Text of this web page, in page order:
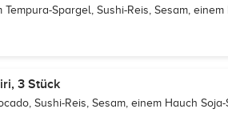
Tempura-Spargel, Sushi-Reis, Sesam,
3 Stück
Sushi-Reis, Sesam, einem Hauch